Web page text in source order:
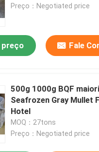
Preço：Negotiated price
preço Fale
500g 1000g BQF
Seafrozen Gray Mullet
Hotel
MOQ：27tons
Preço：Negotiated price